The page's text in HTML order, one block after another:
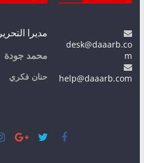
desk@daaarb.co
m
help@daaarb.com
مديرا التحرير
محمد جودة
حنان فكري